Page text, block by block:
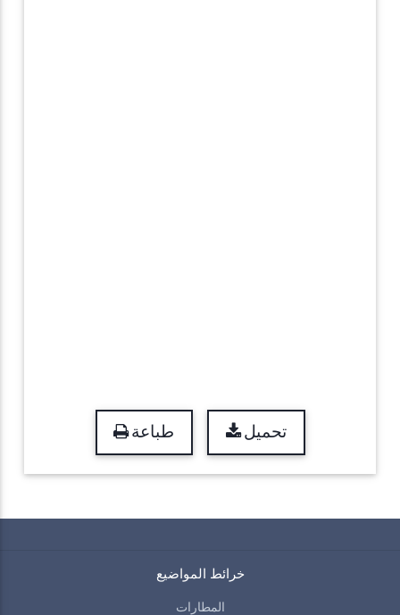
طباعة تحميل
خرائط المواضيع
المطارات